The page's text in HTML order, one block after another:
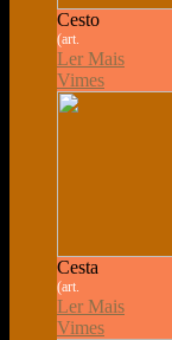
Cesto
(art.
Ler Mais
Vimes
Cesta
(art.
Ler Mais
Vimes